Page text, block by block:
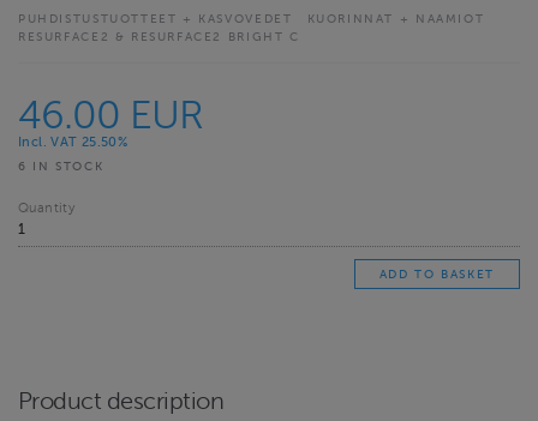
PUHDISTUSTUOTTEET + KASVOVEDET
KUORINNAT + NAAMIOT
RESURFACE2 & RESURFACE2 BRIGHT C
46.00 EUR
Incl. VAT 25.50%
6 IN STOCK
Quantity
Product description